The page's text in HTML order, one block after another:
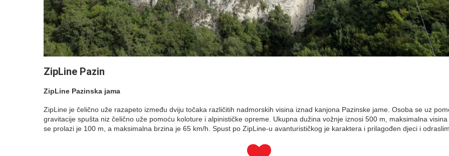
ZipLine Pazin
ZipLine Pazinska jama
ZipLine je čelično uže razapeto između dviju točaka različitih nadmorskih visina iznad kanjona Pazinske jame. Osoba se uz
gravitacije spušta niz čelično uže pomoću koloture i alpinističke opreme. Ukupna dužina vožnje iznosi 500 m, maksimalna
se prolazi je 100 m, a maksimalna brzina je 65 km/h. Spust po ZipLine-u avanturističkog je karaktera i prilagođen djeci i